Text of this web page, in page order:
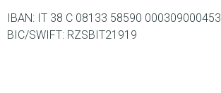
IBAN: IT 38 C 08133 58590 000309000453
BIC/SWIFT: RZSBIT21919